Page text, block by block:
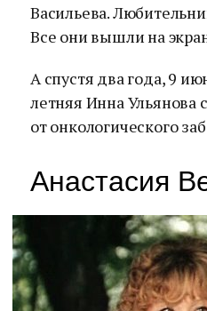
Васильева.
Все они вышли на
А спустя два года, 9
летняя Инна Ульянова
от онкологического
Анастасия